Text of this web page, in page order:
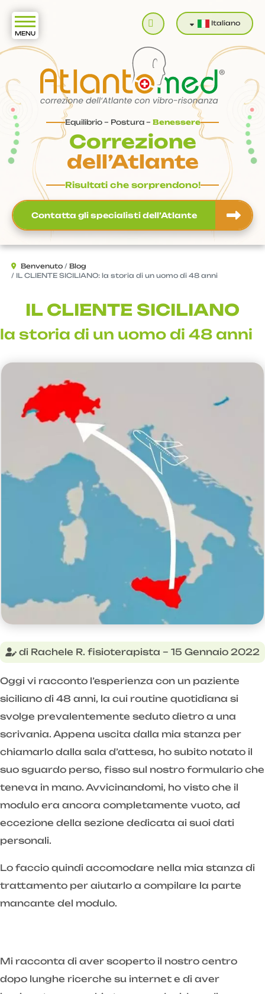
Equilibrio – Postura – Benessere
Correzione
dell’Atlante
Risultati che sorprendono!
Contatta gli specialisti dell’Atlante
Cerca Italiano
Benvenuto
Blog
IL CLIENTE SICILIANO: la storia di un uomo di 48 anni
IL CLIENTE SICILIANO
la storia di un uomo di 48 anni
di Rachele R. fisioterapista – 15 Gennaio 2022
Oggi vi racconto l’esperienza con un paziente
siciliano di 48 anni, la cui routine quotidiana si
svolge prevalentemente seduto dietro a una
scrivania. Appena uscita dalla mia stanza per
chiamarlo dalla sala d’attesa, ho subito notato il
suo sguardo perso, fisso sul nostro formulario che
teneva in mano. Avvicinandomi, ho visto che il
modulo era ancora completamente vuoto, ad
eccezione della sezione dedicata ai suoi dati
personali.
Lo faccio quindi accomodare nella mia stanza di
trattamento per aiutarlo a compilare la parte
mancante del modulo.
Mi racconta di aver scoperto il nostro centro
dopo lunghe ricerche su internet e di aver